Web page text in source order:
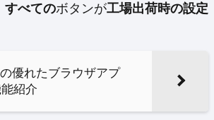
すべてのボタンが工場出荷時の設定
優れたブラウザアプ
紹介